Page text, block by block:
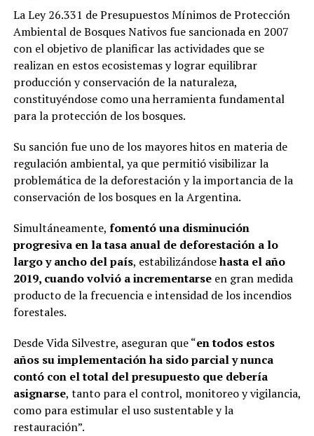
La Ley 26.331 de Presupuestos Mínimos de Protección
Ambiental de Bosques Nativos fue sancionada en 2007
con el objetivo de planificar las actividades que se
realizan en estos ecosistemas y lograr equilibrar
producción y conservación de la naturaleza,
constituyéndose como una herramienta fundamental
para la protección de los bosques.
Su sanción fue uno de los mayores hitos en materia de
regulación ambiental, ya que permitió visibilizar la
problemática de la deforestación y la importancia de la
conservación de los bosques en la Argentina.
Simultáneamente, fomentó una disminución
progresiva en la tasa anual de deforestación a lo
largo y ancho del país, estabilizándosehasta el año
2019, cuando volvió a incrementarseen gran medida
producto de la frecuencia e intensidad de los incendios
forestales.
Desde Vida Silvestre, aseguran que “en todos estos
años su implementación ha sido parcial y nunca
contó con el total del presupuesto que debería
asignarse, tanto para el control, monitoreo y vigilancia,
como para estimular el uso sustentable y la
restauración”.